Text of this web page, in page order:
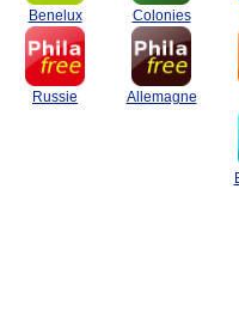
Benelux Colonies
Russie Allemagne